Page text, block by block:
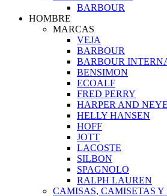
BARBOUR
HOMBRE
MARCAS
VEJA
BARBOUR
BARBOUR
BENSIMON
ECOALF
FRED PERRY
HARPER AND
HELLY HANSEN
HOFF
JOTT
LACOSTE
SILBON
SPAGNOLO
RALPH LAUREN
CAMISAS, CAMISETAS Y